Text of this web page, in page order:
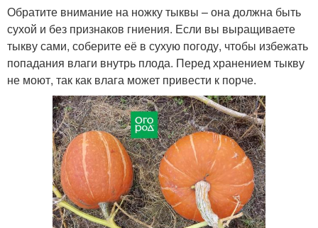
Обратите внимание на ножку тыквы – она должна быть
сухой и без признаков гниения. Если вы выращиваете
тыкву сами, соберите её в сухую погоду, чтобы избежать
попадания влаги внутрь плода. Перед хранением тыкву
не моют, так как влага может привести к порче.